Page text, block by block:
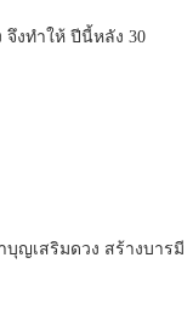
งทำให้ ปีนี้หลัง 30
ญเสริมดวง สร้างบารมี